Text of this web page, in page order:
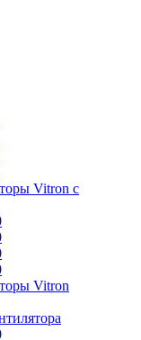
Vitron с
Vitron